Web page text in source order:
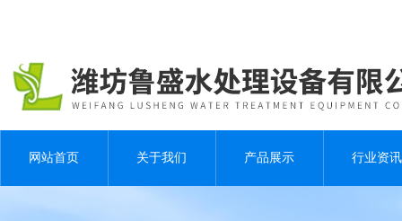
网站首页 关于我们 产品展示 行业资讯